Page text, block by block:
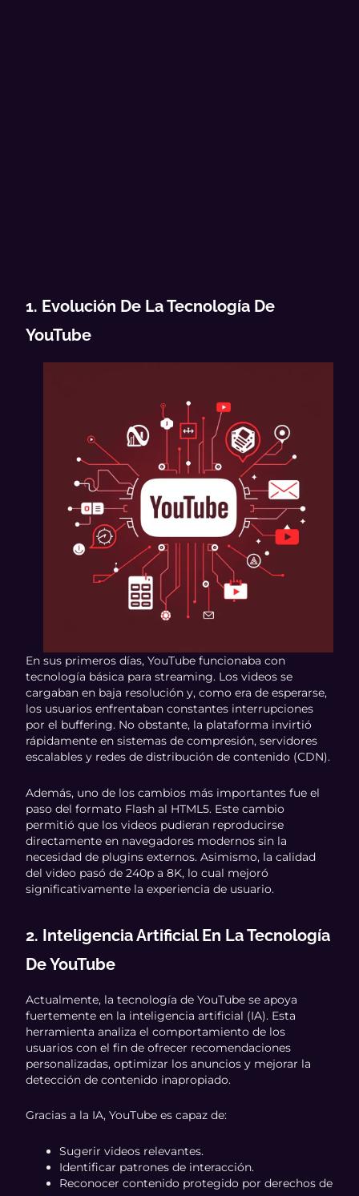
1. Evolución De La Tecnología De
YouTube
En sus primeros días, YouTube funcionaba con
tecnología básica para streaming. Los videos se
cargaban en baja resolución y, como era de esperarse,
los usuarios enfrentaban constantes interrupciones
por el buffering. No obstante, la plataforma invirtió
rápidamente en sistemas de compresión, servidores
escalables y redes de distribución de contenido (CDN).
Además, uno de los cambios más importantes fue el
paso del formato Flash al HTML5. Este cambio
permitió que los videos pudieran reproducirse
directamente en navegadores modernos sin la
necesidad de plugins externos. Asimismo, la calidad
del video pasó de 240p a 8K, lo cual mejoró
significativamente la experiencia de usuario.
2. Inteligencia Artificial En La Tecnología
De YouTube
Actualmente, la tecnología de YouTube se apoya
fuertemente en la inteligencia artificial (IA). Esta
herramienta analiza el comportamiento de los
usuarios con el fin de ofrecer recomendaciones
personalizadas, optimizar los anuncios y mejorar la
detección de contenido inapropiado.
Gracias a la IA, YouTube es capaz de:
Sugerir videos relevantes.
Identificar patrones de interacción.
Reconocer contenido protegido por derechos de